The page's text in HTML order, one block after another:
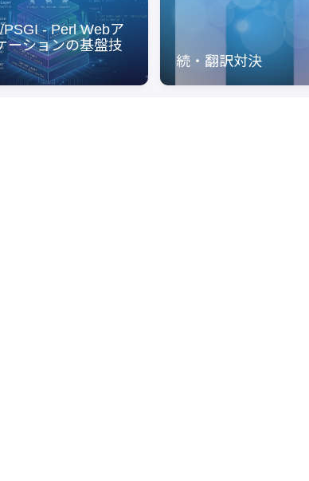
PSGI - Perl Webア
ーションの基盤技
続・翻訳対決